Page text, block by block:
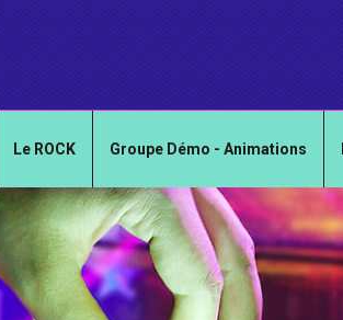
Le ROCK Groupe Démo - Animations